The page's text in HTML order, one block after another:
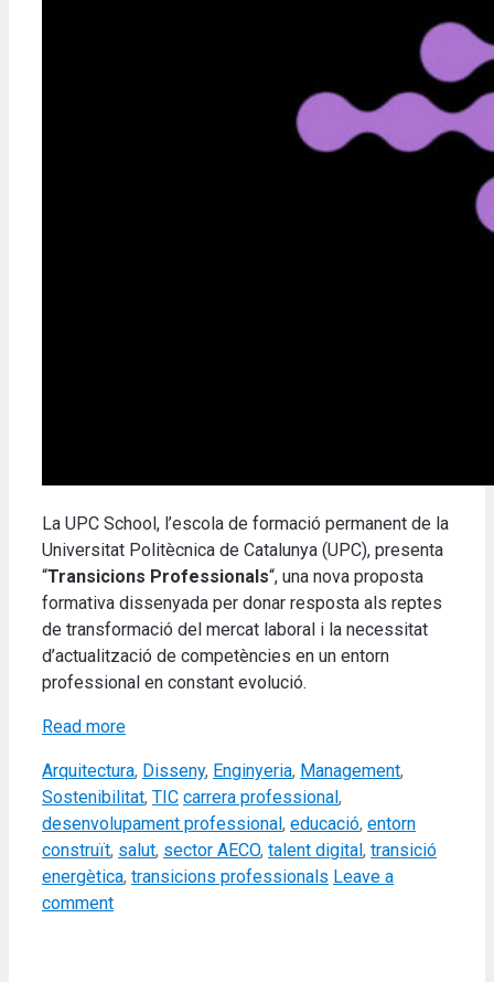
La UPC School, l’escola de formació permanent de la
Universitat Politècnica de Catalunya (UPC), presenta
“Transicions Professionals“, una nova proposta
formativa dissenyada per donar resposta als reptes
de transformació del mercat laboral i la necessitat
d’actualització de competències en un entorn
professional en constant evolució.
Read more
Categories
Arquitectura, Disseny, Enginyeria, Management,
Sostenibilitat, TIC Tags
carrera professional,
desenvolupament professional, educació, entorn
construït, salut, sector AECO, talent digital, transició
energètica, transicions professionals Leave a
comment